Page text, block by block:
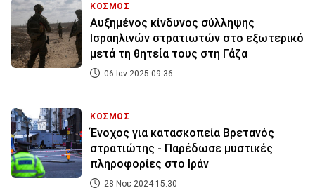
ΚΟΣΜΟΣ
Αυξημένος κίνδυνος σύλληψης
Ισραηλινών στρατιωτών στο εξωτερικό
μετά τη θητεία τους στη Γάζα
06 Ιαν 2025 09:36
ΚΟΣΜΟΣ
Ένοχος για κατασκοπεία Βρετανός
στρατιώτης - Παρέδωσε μυστικές
πληροφορίες στο Ιράν
28 Νοε 2024 15:30